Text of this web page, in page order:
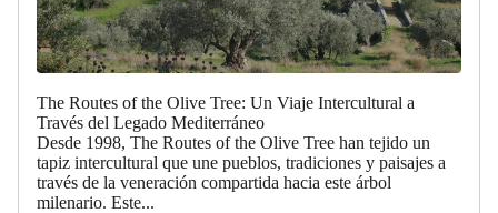
The Routes of the Olive Tree: Un Viaje Intercultural a
Través del Legado Mediterráneo
Desde 1998, The Routes of the Olive Tree han tejido un
tapiz intercultural que une pueblos, tradiciones y paisajes a
través de la veneración compartida hacia este árbol
milenario. Este...